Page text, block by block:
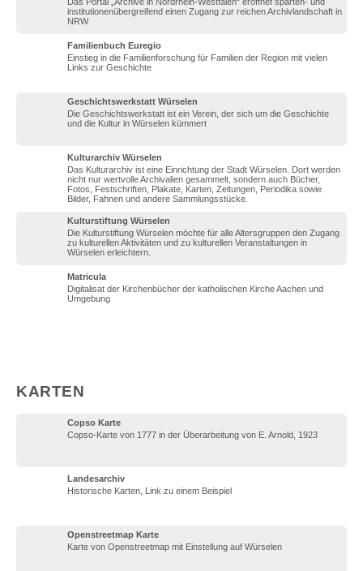
institutionenübergreifend einen Zugang zur reichen Archivlandschaft in
NRW
Familienbuch Euregio
Einstieg in die Familienforschung für Familien der Region mit vielen
Links zur Geschichte
Geschichtswerkstatt Würselen
Die Geschichtswerkstatt ist ein Verein, der sich um die Geschichte
und die Kultur in Würselen kümmert
Kulturarchiv Würselen
Das Kulturarchiv ist eine Einrichtung der Stadt Würselen. Dort werden
nicht nur wertvolle Archi­valien gesammelt, sondern auch Bücher,
Fotos, Fest­schriften, Plakate, Karten, Zeitungen, Perio­dika sowie
Bilder, Fahnen und andere Sammlungsstücke.
Kulturstiftung Würselen
Die Kulturstiftung Würselen möchte für alle Altersgruppen den Zugang
zu kulturellen Aktivitäten und zu kulturellen Veranstaltungen in
Würselen erleichtern.
Matricula
Digitalisat der Kirchenbücher der katholischen Kirche Aachen und
Umgebung
KARTEN
Copso Karte
Copso-Karte von 1777 in der Überarbeitung von E. Arnold, 1923
Landesarchiv
Historische Karten, Link zu einem Beispiel
Openstreetmap Karte
Karte von Openstreetmap mit Einstellung auf Würselen